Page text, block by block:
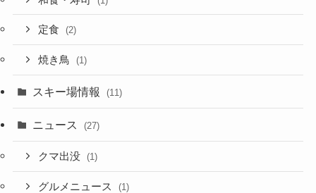
定食 (2)
焼き鳥 (1)
スキー場情報 (11)
ニュース (27)
クマ出没 (1)
グルメニュース (1)